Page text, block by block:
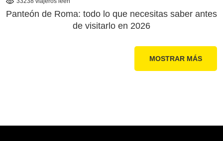
Panteón de Roma: todo lo que necesitas saber antes
de visitarlo en 2026
MOSTRAR MÁS